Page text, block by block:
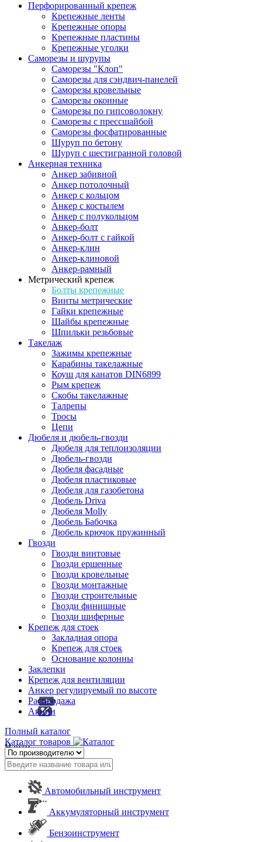
Перфорированный крепеж
Крепежные ленты
Крепежные опоры
Крепежные пластины
Крепежные уголки
Саморезы и шурупы
Саморезы "Клоп"
Саморезы для сэндвич-панелей
Саморезы кровельные
Саморезы оконные
Саморезы по гипсоволокну
Саморезы с прессшайбой
Саморезы фосфатированные
Шуруп по бетону
Шуруп с шестигранной головой
Анкерная техника
Анкер забивной
Анкер потолочный
Анкер с кольцом
Анкер с костылем
Анкер с полукольцом
Анкер-болт
Анкер-болт с гайкой
Анкер-клин
Анкер-клиновой
Анкер-рамный
Метрический крепеж
Болты крепежные
Винты метрические
Гайки крепежные
Шайбы крепежные
Шпильки резьбовые
Такелаж
Зажимы крепежные
Карабины такелажные
Коуш для канатов DIN6899
Рым крепеж
Скобы такелажные
Талрепы
Тросы
Цепи
Дюбеля и дюбель-гвозди
Дюбеля для теплоизоляции
Дюбель-гвозди
Дюбеля фасадные
Дюбеля пластиковые
Дюбеля для газобетона
Дюбель Driva
Дюбеля Molly
Дюбель Бабочка
Дюбель крючок пружинный
Гвозди
Гвозди винтовые
Гвозди ершенные
Гвозди кровельные
Гвозди монтажные
Гвозди строительные
Гвозди финишные
Гвозди шиферные
Крепеж для стоек
Закладная опора
Крепеж для стоек
Основание колонны
Заклепки
Крепеж для вентиляции
Анкер регулируемый по высоте
Распродажа
Акции
Полный каталог
Каталог товаров
Найти
Автомобильный инструмент
Аккумуляторный инструмент
Бензоинструмент